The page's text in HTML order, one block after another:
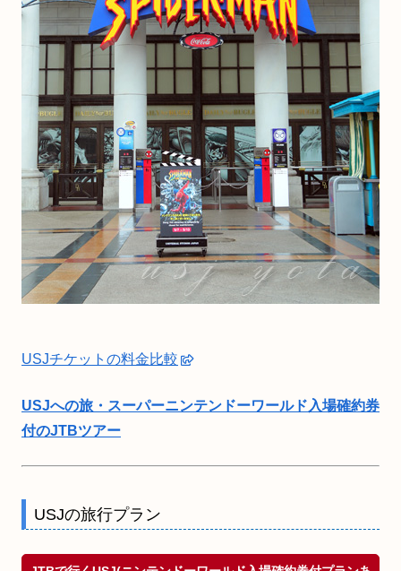
USJチケットの料金比較
USJへの旅・スーパーニンテンドーワールド入場確約券
付のJTBツアー
USJの旅行プラン